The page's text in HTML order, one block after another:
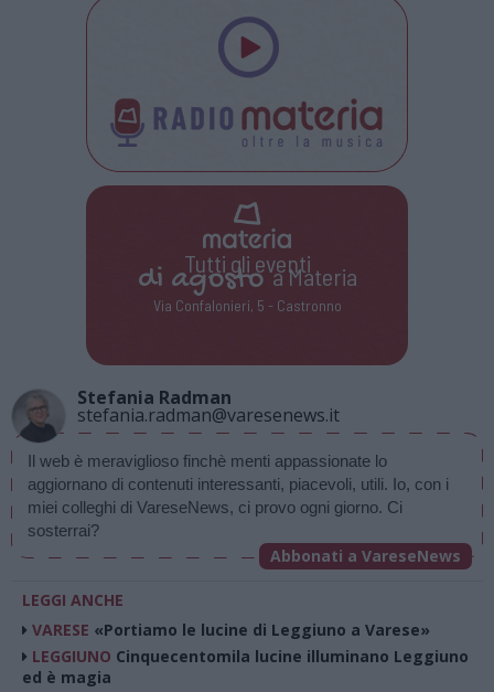
Tutti gli eventi
di agostoa Materia
Via Confalonieri, 5 - Castronno
Stefania Radman
stefania.radman@varesenews.it
Il web è meraviglioso finchè menti appassionate lo
aggiornano di contenuti interessanti, piacevoli, utili. Io, con i
miei colleghi di VareseNews, ci provo ogni giorno. Ci
sosterrai?
Abbonati a VareseNews
LEGGI ANCHE
VARESE «Portiamo le lucine di Leggiuno a Varese»
LEGGIUNO Cinquecentomila lucine illuminano Leggiuno
ed è magia